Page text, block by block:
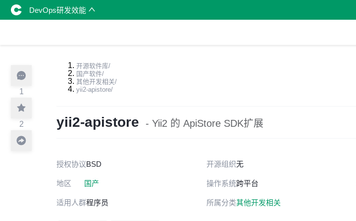
DevOps研发效能
1
2
开源软件库/
国产软件/
其他开发相关/
yii2-apistore/
yii2-apistore - ​Yii2 的 ApiStore SDK扩展
授权协议BSD 开源组织无
地区 国产 操作系统跨平台
适用人群程序员 所属分类其他开发相关